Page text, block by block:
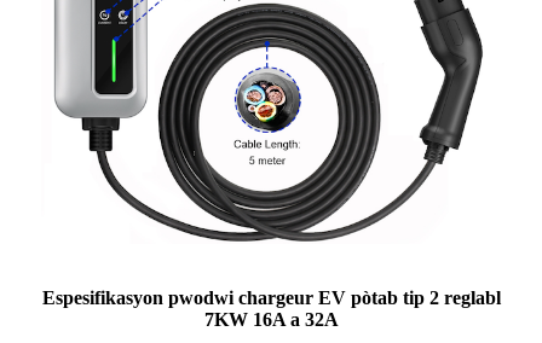
Espesifikasyon pwodwi chargeur EV pòtab tip 2 reglabl
7KW 16A a 32A